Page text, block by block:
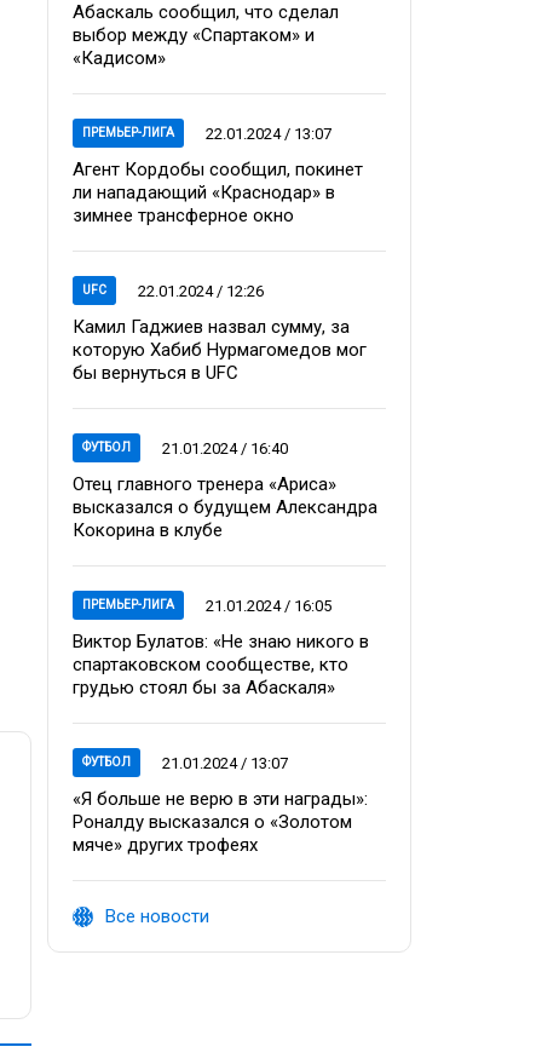
Абаскаль сообщил, что сделал
выбор между «Спартаком» и
«Кадисом»
ПРЕМЬЕР-ЛИГА 22.01.2024 / 13:07
Агент Кордобы сообщил, покинет
ли нападающий «Краснодар» в
зимнее трансферное окно
UFC 22.01.2024 / 12:26
Камил Гаджиев назвал сумму, за
которую Хабиб Нурмагомедов мог
бы вернуться в UFC
ФУТБОЛ 21.01.2024 / 16:40
Отец главного тренера «Ариса»
высказался о будущем Александра
Кокорина в клубе
ПРЕМЬЕР-ЛИГА 21.01.2024 / 16:05
Виктор Булатов: «Не знаю никого в
спартаковском сообществе, кто
грудью стоял бы за Абаскаля»
ФУТБОЛ 21.01.2024 / 13:07
«Я больше не верю в эти награды»:
Роналду высказался о «Золотом
мяче» других трофеях
Все новости